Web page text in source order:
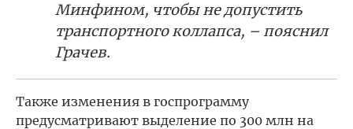
Минфином, чтобы не допустить
транспортного коллапса, – пояснил
Грачев.
Также изменения в госпрограмму
предусматривают выделение по 300 млн на